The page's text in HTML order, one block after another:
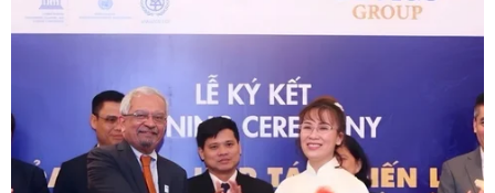
thông tin
Chứng khoán châu Á ngược chiều
Phố Wall sau cuộc họp của Fed
30/07/2026 02:18